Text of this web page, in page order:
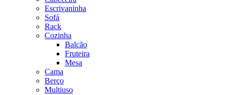
Escrivaninha
Sofá
Rack
Cozinha
Balcão
Fruteira
Mesa
Cama
Berço
Multiuso